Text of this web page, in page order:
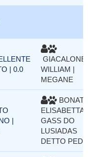
| 0.0
GIACALONE
WILLIAM |
MEGANE
|
BONAT
ELISABETTA |
GASS DO
LUSIADAS
DETTO